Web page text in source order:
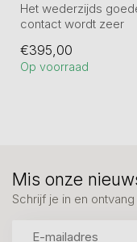
Het wederzijds
contact wordt zeer
vertrouwen in de ...
€395,00
Op voorraad
Mis onze
Schrijf je in en